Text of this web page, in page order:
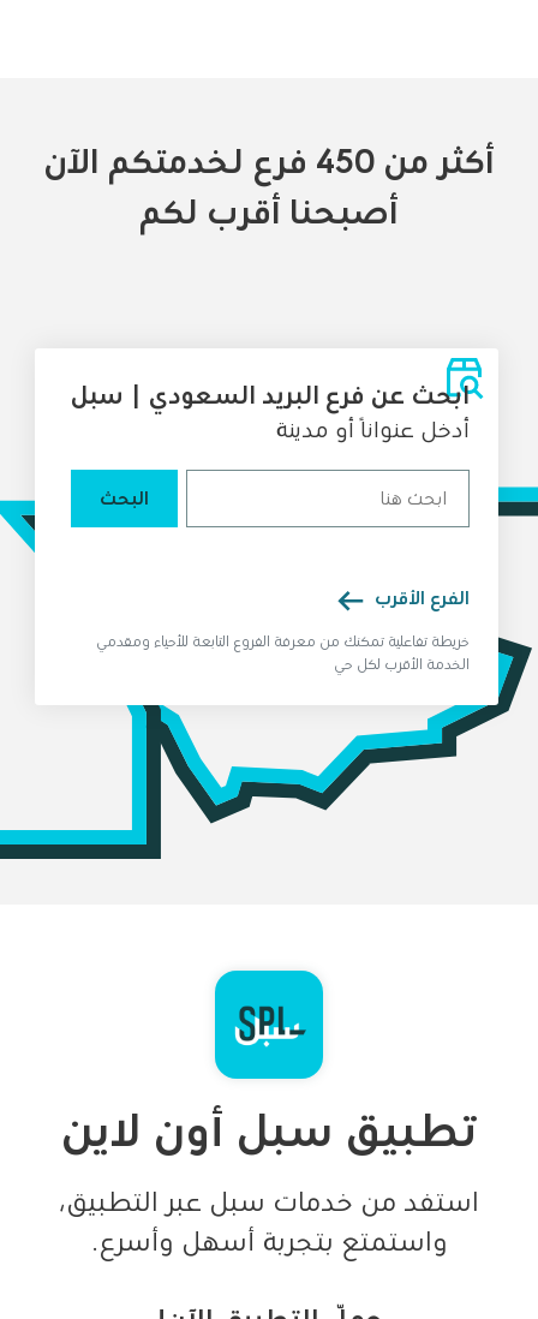
أكثر من 450 فرع لخدمتكم
الآن
أصبحنا أقرب لكم
ابحث عن فرع البريد السعودي | سبل
أدخل عنوانًا أو مدينة
البحث
الفرع الأقرب
خريطة تفاعلية تمكنك من معرفة الفروع التابعة للأحياء ومقدمي
الخدمة الأقرب لكل حي
تطبيق سبل أون لاين
استفد من خدمات سبل عبر التطبيق،
واستمتع بتجربة أسهل وأسرع.